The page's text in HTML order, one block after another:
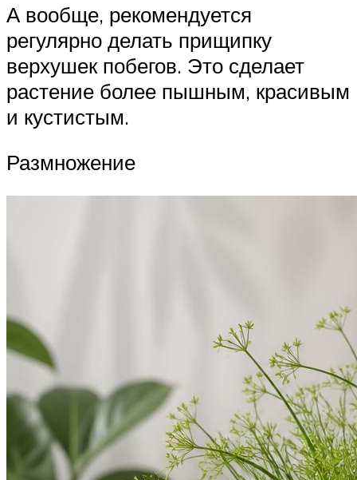
А вообще, рекомендуется
регулярно делать прищипку
верхушек побегов. Это сделает
растение более пышным, красивым
и кустистым.
Размножение